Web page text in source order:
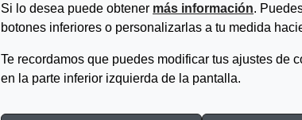
Si lo desea puede obtener más información.
botones inferiores o personalizarlas a tu medida
Te recordamos que puedes modificar tus ajustes de
en la parte inferior izquierda de la pantalla.